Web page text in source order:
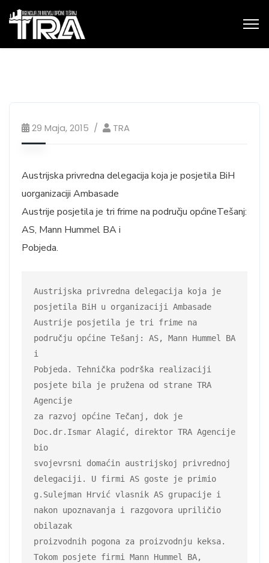
29 Maja, 2015 TRA
Austrijska privredna delegacija koja je posjetila BiH
uorganizaciji Ambasade
Austrije posjetila je tri frime na području općineTešanj:
AS, Mann Hummel BA i
Pobjeda.
Austrijska privredna delegacija koja je
posjetila BiH u organizaciji Ambasade
Austrije posjetila je tri frime na
području općine Tešanj: AS, Mann Hummel BA
i
Pobjeda. Tehnička podrška realizaciji
posjete bila je pružena od strane TRA
Agencije
za razvoj općine Tečanj, dok je
Doc.dr.Ismar Alagić, direktor TRA Agencije
bio
svojevrsni domaćin austrijskoj privrednoj
delegaciji. U firmi AS goste je primio
g.Sulejman Hrvić vlasnik AS grupacije i
nakon upoznavanja i razgovora upriličio
obilazak
proizvodnih pogona za proizvodnju keksa.
Tokom posjete firmi Mann Hummel BA,